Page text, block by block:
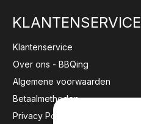
KLANTENSERVICE
Klantenservice
Over ons - BBQing
Algemene voorwaarden
Betaalmethoden
Privacy Policy